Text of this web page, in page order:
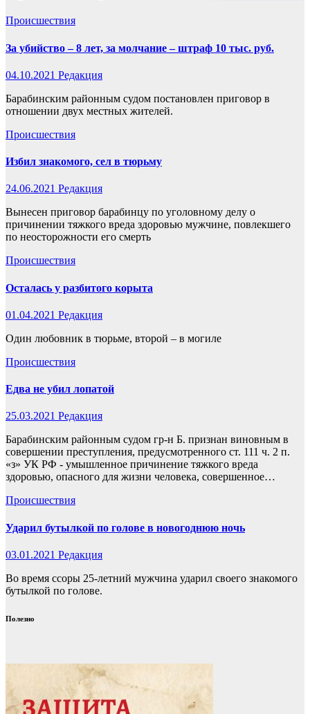
Происшествия
За убийство – 8 лет, за молчание – штраф 10 тыс. руб.
04.10.2021 Редакция
Барабинским районным судом постановлен приговор в
отношении двух местных жителей.
Происшествия
Избил знакомого, сел в тюрьму
24.06.2021 Редакция
Вынесен приговор барабинцу по уголовному делу о
причинении тяжкого вреда здоровью мужчине, повлекшего
по неосторожности его смерть
Происшествия
Осталась у разбитого корыта
01.04.2021 Редакция
Один любовник в тюрьме, второй – в могиле
Происшествия
Едва не убил лопатой
25.03.2021 Редакция
Барабинским районным судом гр-н Б. признан виновным в
совершении преступления, предусмотренного ст. 111 ч. 2 п.
«з» УК РФ - умышленное причинение тяжкого вреда
здоровью, опасного для жизни человека, совершенное…
Происшествия
Ударил бутылкой по голове в новогоднюю ночь
03.01.2021 Редакция
Во время ссоры 25-летний мужчина ударил своего знакомого
бутылкой по голове.
Полезно